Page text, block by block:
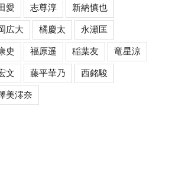
愛 志尊淳 新納慎也
広大 橘慶太 永瀬匡
史 福原遥 稲葉友 竜星涼
文 藤平華乃 西銘駿
美澪奈